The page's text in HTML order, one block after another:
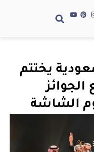
يختتم
الجوائز
الشاشة